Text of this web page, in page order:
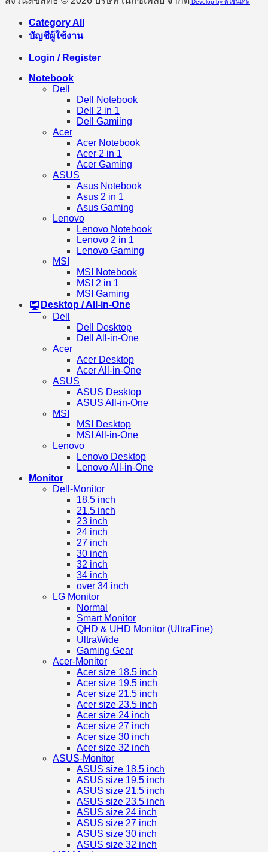
Develop by ดีไซน์เทพ
Category All
บัญชีผู้ใช้งาน
Login / Register
Notebook
Dell
Dell Notebook
Dell 2 in 1
Dell Gamiing
Acer
Acer Notebook
Acer 2 in 1
Acer Gaming
ASUS
Asus Notebook
Asus 2 in 1
Asus Gaming
Lenovo
Lenovo Notebook
Lenovo 2 in 1
Lenovo Gaming
MSI
MSI Notebook
MSI 2 in 1
MSI Gaming
Desktop / All-in-One
Dell
Dell Desktop
Dell All-in-One
Acer
Acer Desktop
Acer All-in-One
ASUS
ASUS Desktop
ASUS All-in-One
MSI
MSI Desktop
MSI All-in-One
Lenovo
Lenovo Desktop
Lenovo All-in-One
Monitor
Dell-Monitor
18.5 inch
21.5 inch
23 inch
24 inch
27 inch
30 inch
32 inch
34 inch
over 34 inch
LG Monitor
Normal
Smart Monitor
QHD & UHD Monitor (UltraFine)
UltraWide
Gaming Gear
Acer-Monitor
Acer size 18.5 inch
Acer size 19.5 inch
Acer size 21.5 inch
Acer size 23.5 inch
Acer size 24 inch
Acer size 27 inch
Acer size 30 inch
Acer size 32 inch
ASUS-Monitor
ASUS size 18.5 inch
ASUS size 19.5 inch
ASUS size 21.5 inch
ASUS size 23.5 inch
ASUS size 24 inch
ASUS size 27 inch
ASUS size 30 inch
ASUS size 32 inch